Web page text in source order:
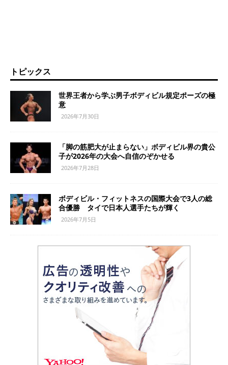
トピックス
世界王者から学ぶ男子ボディビル規定ポーズの極
意
2026年7月30日
「脚の筋肥大が止まらない」ボディビル界の貴公
子が2026年の大会へ自信のぞかせる
2026年7月28日
ボディビル・フィットネスの国際大会で3人の総
合優勝 タイで日本人選手たちが輝く
2026年7月5日